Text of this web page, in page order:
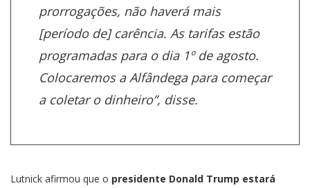
prorrogações, não haverá mais
[período de] carência. As tarifas estão
programadas para o dia 1º de agosto.
Colocaremos a Alfândega para começar
a coletar o dinheiro”, disse.
Lutnick afirmou que o presidente Donald Trump estará